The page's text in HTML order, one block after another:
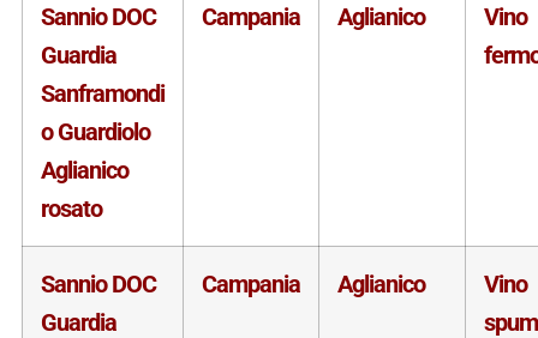
Sannio DOC
Guardia
Sanframondi
o Guardiolo
Aglianico
rosato
Campania Aglianico
Vino
Sannio DOC
Guardia
Campania Aglianico
Vino